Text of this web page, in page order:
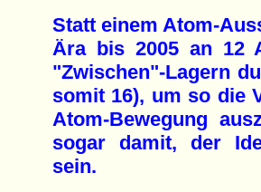
Statt einem Atom-
Ära bis 2005 an 12
"Zwischen"-Lagern
somit 16), um so die
Atom-Bewegung
sogar damit, der
sein.